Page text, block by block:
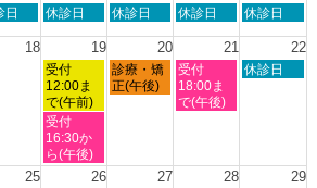
月
日
水
8
月
12th
2026
休診日
木
8
月
13th
休診日
金
8
月
14th
2026
休診日
土
8
月
休診日
18 19 20 21 22
水
曜
日,
8
月
19th
2026
受付
12:00ま
で(午前)
木
曜
2026
診療・矯
正(午後)
金
曜
日,
2026
受付
18:00ま
で(午後)
土
2026
休診日
水
曜
日,
8
受付
16:30か
ら(午後)
25 26 27 28 29